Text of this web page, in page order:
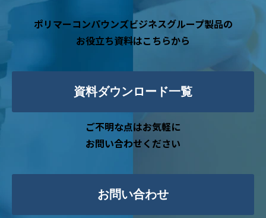
ポリマーコンパウンズビジネスグループ製品の
お役立ち資料はこちらから
資料ダウンロード一覧
ご不明な点はお気軽に
お問い合わせください
お問い合わせ